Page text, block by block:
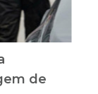
de